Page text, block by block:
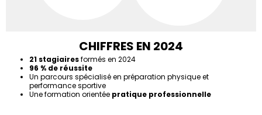
CHIFFRES EN 2024
21 stagiairesformés en 2024
96 % de réussite
Un parcours spécialisé en préparation physique et
performance sportive
Une formation orientée pratique professionnelle